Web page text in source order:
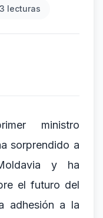
3 lecturas
ministro
sorprendido a
y ha
el futuro del
adhesión a la